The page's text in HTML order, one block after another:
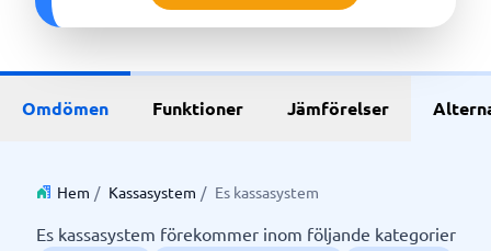
Omdömen Funktioner Jämförelser
Hem / Kassasystem / Es kassasystem
Es kassasystem förekommer inom följande kategorier